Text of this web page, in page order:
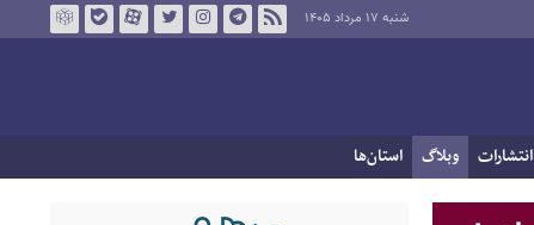
شنبه ۱۷ مرداد ۱۴۰۵
انتشارات وبلاگ استان‌ها